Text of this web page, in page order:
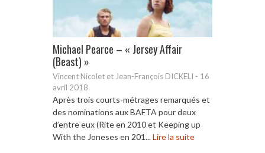
Michael Pearce – « Jersey Affair
(Beast) »
Vincent Nicolet et Jean-François DICKELI - 16
avril 2018
Après trois courts-métrages remarqués et
des nominations aux BAFTA pour deux
d’entre eux (Rite en 2010 et Keeping up
With the Joneses en 201...Lire la suite